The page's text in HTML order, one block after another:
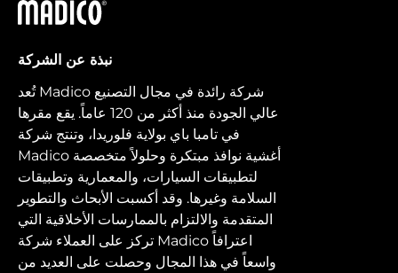
ماديكو
نبذة عن الشركة
تُعد Madico شركة رائدة في مجال التصنيع
عالي الجودة منذ أكثر من 120 عاماً. يقع مقرها
في تامبا باي بولاية فلوريدا، وتنتج شركة
Madico أغشية نوافذ مبتكرة وحلولاً متخصصة
لتطبيقات السيارات، والمعمارية وتطبيقات
السلامة وغيرها. وقد أكسبت الأبحاث والتطوير
المتقدمة والالتزام بالممارسات الأخلاقية التي
تركز على العملاء شركة Madico اعترافاً
واسعاً في هذا المجال وحصلت على العديد من